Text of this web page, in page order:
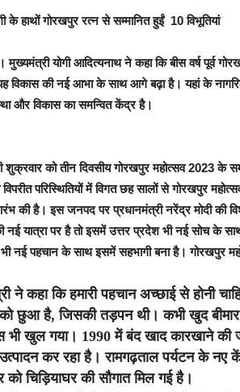
के हाथों गोरखपुर रत्न से सम्मानित हुईं 10 विभूतियां
मुख्यमंत्री योगी आदित्यनाथ ने कहा कि बीस वर्ष पूर्व
विकास की नई आभा के साथ आगे बढ़ा है। यहां के
और विकास का समन्वित केंद्र है।
शुक्रवार को तीन दिवसीय गोरखपुर महोत्सव 2023 के
परिस्थितियों में विगत छह सालों से गोरखपुर
की है। इस जनपद पर प्रधानमंत्री नरेंद्र मोदी की
नई यात्रा पर है तो इसमें उत्तर प्रदेश भी नई सोच के
नई पहचान के साथ इसमें सहभागी बना है। गोरखपुर
ने कहा कि हमारी पहचान अच्छाई से होनी
छुआ है, जिसकी तड़पन थी। कभी खुद
भी खुल गया। 1990 में बंद खाद कारखाने की
कर रहा है। रामगढ़ताल पर्यटन के नए
को चिड़ियाघर की सौगात मिल गई है।